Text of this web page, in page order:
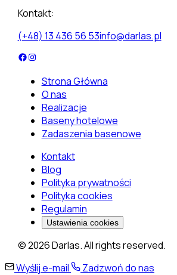
Kontakt:
(+48) 13 436 56 53info@darlas.pl
Strona Główna
O nas
Realizacje
Baseny hotelowe
Zadaszenia basenowe
Kontakt
Blog
Polityka prywatności
Polityka cookies
Regulamin
Ustawienia cookies
© 2026 Darlas. All rights reserved.
Wyślij e-mail
Zadzwoń do nas